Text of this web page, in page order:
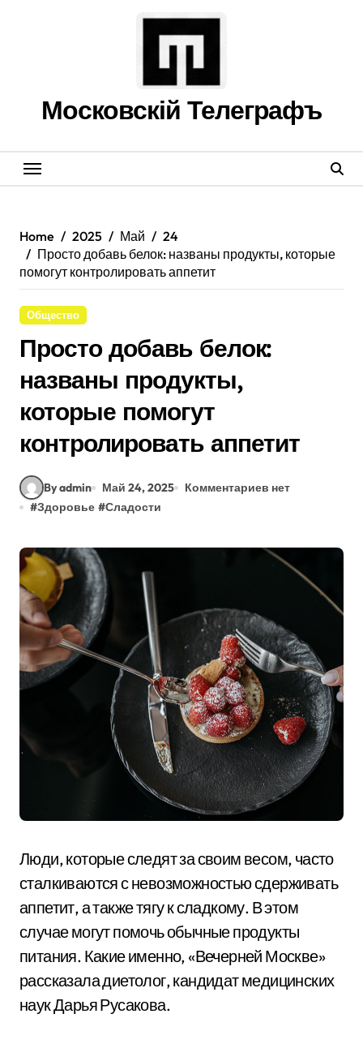
Московскій Телеграфъ
Home 2025 Май
24
Просто добавь белок: названы продукты, которые
помогут контролировать аппетит
Общество
Просто добавь белок:
названы продукты,
которые помогут
контролировать аппетит
By admin Май 24, 2025
Комментариев нет
#Здоровье #Сладости
Люди, которые следят за своим весом, часто
сталкиваются с невозможностью сдерживать
аппетит, а также тягу к сладкому. В этом
случае могут помочь обычные продукты
питания. Какие именно, «Вечерней Москве»
рассказала диетолог, кандидат медицинских
наук Дарья Русакова.